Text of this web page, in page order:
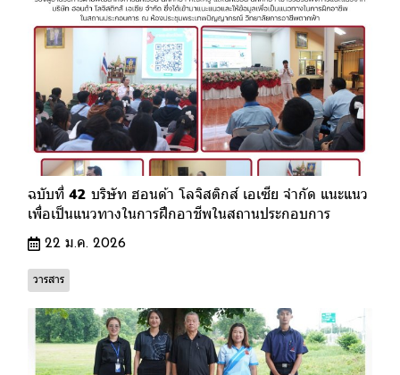
ฉบับที่ 42 บริษัท ฮอนด้า โลจิสติกส์ เอเซีย จำกัด แนะแนว
เพื่อเป็นแนวทางในการฝึกอาชีพในสถานประกอบการ
22 ม.ค. 2026
วารสาร